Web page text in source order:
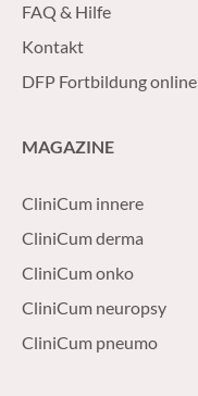
FAQ & Hilfe
Kontakt
DFP Fortbildung online
MAGAZINE
CliniCum innere
CliniCum derma
CliniCum onko
CliniCum neuropsy
CliniCum pneumo